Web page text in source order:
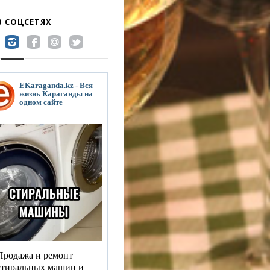
СОЦСЕТЯХ
EKaraganda.kz - Вся
жизнь Караганды на
одном сайте